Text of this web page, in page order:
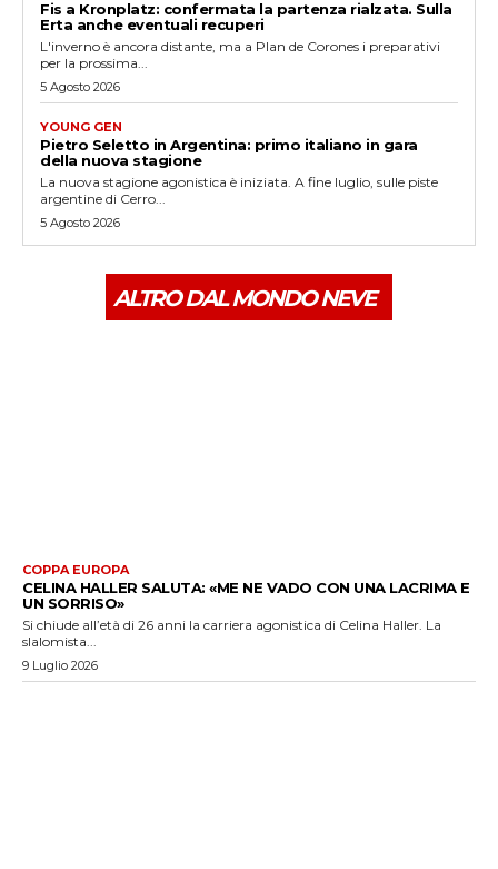
Fis a Kronplatz: confermata la partenza rialzata. Sulla
Erta anche eventuali recuperi
L'inverno è ancora distante, ma a Plan de Corones i preparativi
per la prossima...
5 Agosto 2026
YOUNG GEN
Pietro Seletto in Argentina: primo italiano in gara
della nuova stagione
La nuova stagione agonistica è iniziata. A fine luglio, sulle piste
argentine di Cerro...
5 Agosto 2026
ALTRO DAL MONDO NEVE
COPPA EUROPA
CELINA HALLER SALUTA: «ME NE VADO CON UNA LACRIMA E
UN SORRISO»
Si chiude all’età di 26 anni la carriera agonistica di Celina Haller. La
slalomista...
9 Luglio 2026